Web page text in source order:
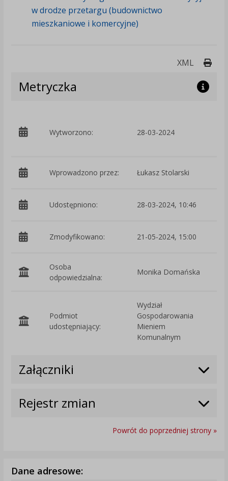
w drodze przetargu (budownictwo
mieszkaniowe i komercyjne)
XML
Metryczka
Wytworzono: 28-03-2024
Wprowadzono przez: Łukasz Stolarski
Udostępniono: 28-03-2024, 10:46
Zmodyfikowano: 21-05-2024, 15:00
Osoba
odpowiedzialna:
Monika Domańska
Podmiot
udostępniający:
Wydział
Gospodarowania
Mieniem
Komunalnym
Załączniki
Rejestr zmian
Powrót do poprzedniej strony »
Dane adresowe: